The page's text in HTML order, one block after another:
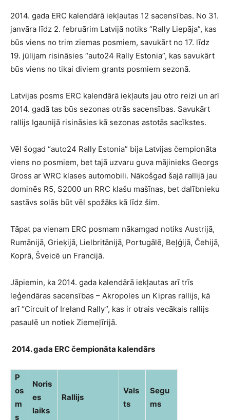
2014. gada ERC kalendārā iekļautas 12 sacensības. No 31.
janvāra līdz 2. februārim Latvijā notiks “Rally Liepāja”, kas
būs viens no trim ziemas posmiem, savukārt no 17. līdz
19. jūlijam risināsies “auto24 Rally Estonia”, kas savukārt
būs viens no tikai diviem grants posmiem sezonā.
Latvijas posms ERC kalendārā iekļauts jau otro reizi un arī
2014. gadā tas būs sezonas otrās sacensības. Savukārt
rallijs Igaunijā risināsies kā sezonas astotās sacīkstes.
Vēl šogad “auto24 Rally Estonia” bija Latvijas čempionāta
viens no posmiem, bet tajā uzvaru guva mājinieks Georgs
Gross ar WRC klases automobili. Nākošgad šajā rallijā jau
dominēs R5, S2000 un RRC klašu mašīnas, bet dalībnieku
sastāvs solās būt vēl spožāks kā līdz šim.
Tāpat pa vienam ERC posmam nākamgad notiks Austrijā,
Rumānijā, Grieķijā, Lielbritānijā, Portugālē, Beļģijā, Čehijā,
Koprā, Šveicē un Francijā.
Jāpiemin, ka 2014. gada kalendārā iekļautas arī trīs
leģendāras sacensības – Akropoles un Kipras rallijs, kā
arī “Circuit of Ireland Rally”, kas ir otrais vecākais rallijs
pasaulē un notiek Ziemeļīrijā.
2014. gada ERC čempionāta kalendārs
P
os
m
s
Noris
es
laiks
Rallijs
Vals
ts
Segu
ms